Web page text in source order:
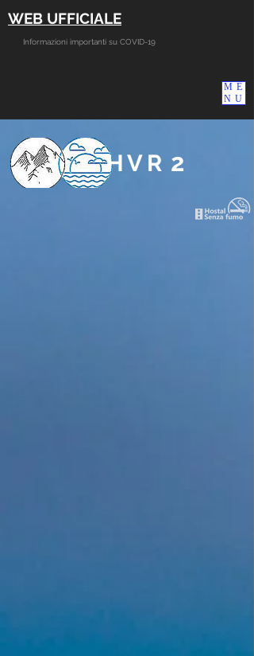
HVR 2
WEB UFFICIALE
Informazioni importanti su COVID-19
ME
NU